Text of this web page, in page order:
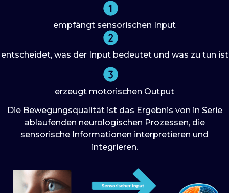
empfängt sensorischen Input
entscheidet, was der Input bedeutet und was zu tun ist
erzeugt motorischen Output
Die Bewegungsqualität ist das Ergebnis von in Serie
ablaufenden neurologischen Prozessen, die
sensorische Informationen interpretieren und
integrieren.